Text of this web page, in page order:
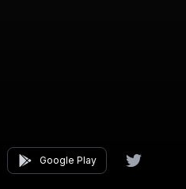
Google Play